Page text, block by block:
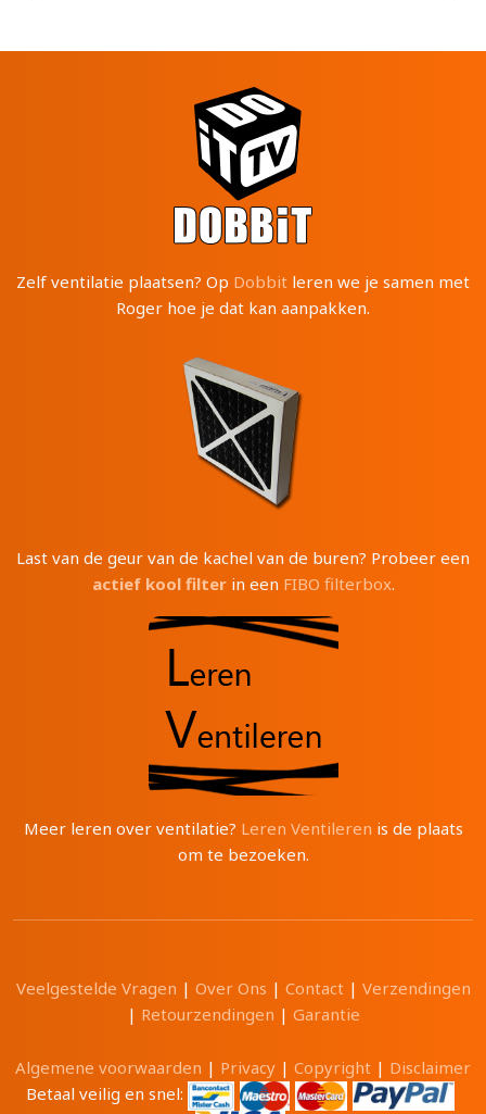
Zelf ventilatie plaatsen? Op Dobbit leren we je samen met
Roger hoe je dat kan aanpakken.
Last van de geur van de kachel van de buren? Probeer een
actief kool filterin een FIBO filterbox.
Meer leren over ventilatie? Leren Ventileren is de plaats
om te bezoeken.
Veelgestelde Vragen | Over Ons | Contact| Verzendingen
| Retourzendingen | Garantie
Algemene voorwaarden | Privacy | Copyright | Disclaimer
Betaal veilig en snel: